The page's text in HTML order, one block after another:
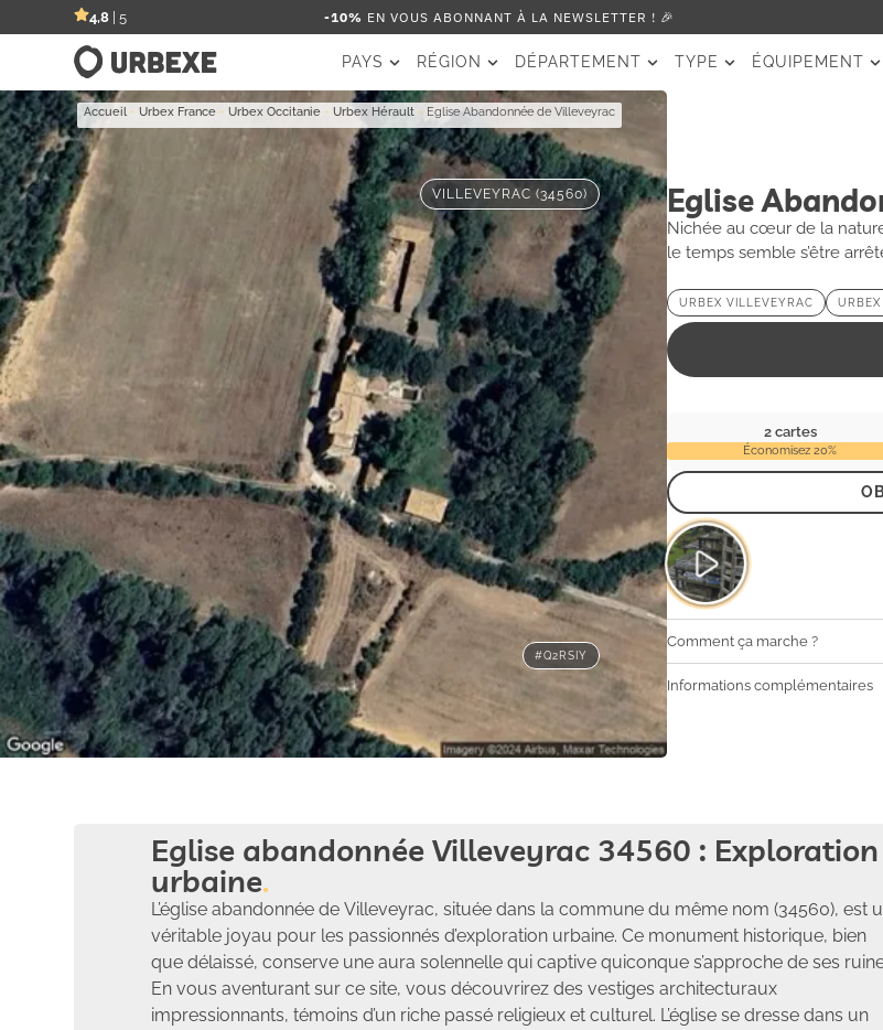
4,8 | 5 -10% EN VOUS ABONNANT À LA NEWSLETTER ! 🎉
PAYS RÉGION DÉPARTEMENT TYPE ÉQUIPEMENT
Accueil -Urbex France -Urbex Occitanie -Urbex Hérault - Eglise Abandonnée de Villeveyrac
VILLEVEYRAC (34560)
#Q2RSIY
Eglise
Nichée au cœur de la
le temps semble s’être
récits d’un passé révolu,
urbaine. Une visite de ce
pierre murmure les secrets
inoubliable au sein de ce
URBEX VILLEVEYRAC URBEX
2 cartes
Économisez 20%
Comment ça marche ?
Informations complémentaires
Eglise abandonnée Villeveyrac 34560 : Exploration
urbaine
L’église abandonnée de Villeveyrac, située dans la commune du même nom (34560), est
véritable joyau pour les passionnés d’exploration urbaine. Ce monument historique, bien
que délaissé, conserve une aura solennelle qui captive quiconque s’approche de ses
En vous aventurant sur ce site, vous découvrirez des vestiges architecturaux
impressionnants, témoins d’un riche passé religieux et culturel. L’église se dresse dans un